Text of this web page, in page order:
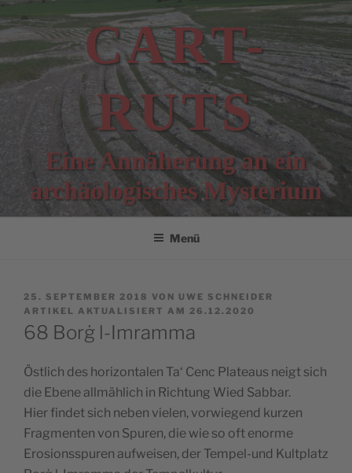
Zum
Inhalt
springen
CART-
RUTS
Eine Annäherung an ein
archäologisches Mysterium
Menü
VERÖFFENTLICHT
AM
25. SEPTEMBER 2018 VON UWE SCHNEIDER
ARTIKEL AKTUALISIERT AM 26.12.2020
68 Borġ l-Imramma
Östlich des horizontalen Ta‘ Cenc Plateaus neigt sich
die Ebene allmählich in Richtung Wied Sabbar.
Hier findet sich neben vielen, vorwiegend kurzen
Fragmenten von Spuren, die wie so oft enorme
Erosionsspuren aufweisen, der Tempel-und Kultplatz